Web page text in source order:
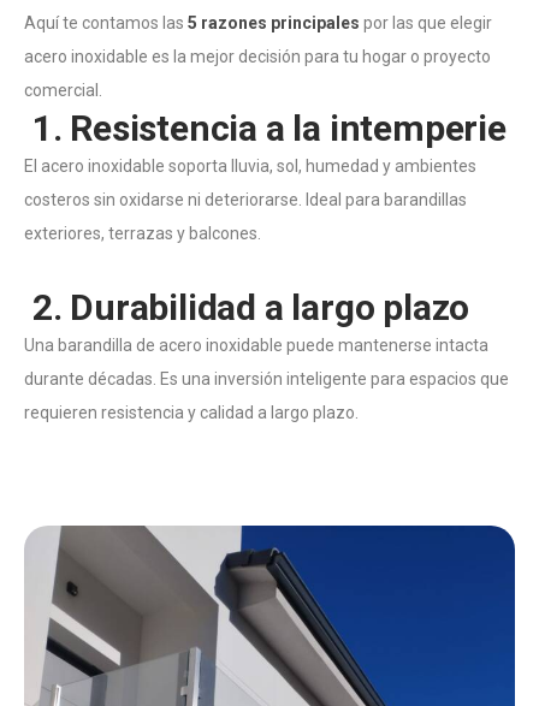
Aquí te contamos las 5 razones principales por las que elegir
acero inoxidable es la mejor decisión para tu hogar o proyecto
comercial.
1. Resistencia a la intemperie
El acero inoxidable soporta lluvia, sol, humedad y ambientes
costeros sin oxidarse ni deteriorarse. Ideal para barandillas
exteriores, terrazas y balcones.
2. Durabilidad a largo plazo
Una barandilla de acero inoxidable puede mantenerse intacta
durante décadas. Es una inversión inteligente para espacios que
requieren resistencia y calidad a largo plazo.